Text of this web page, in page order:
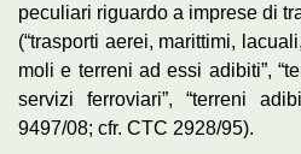
peculiari riguardo a imprese di
(“trasporti aerei, marittimi,
moli e terreni ad essi adibiti”,
servizi ferroviari”, “terreni
9497/08; cfr. CTC 2928/95).